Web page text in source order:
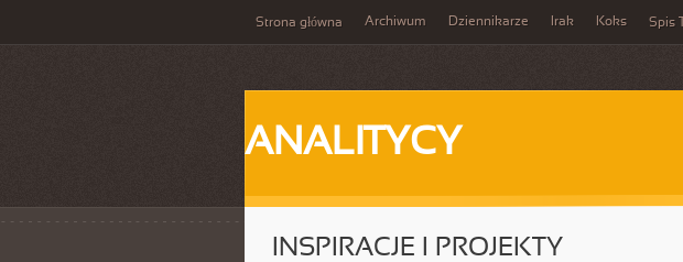
Strona główna Archiwum Dziennikarze Irak Koks Spis
ANALITYCY
INSPIRACJE I PROJEKTY